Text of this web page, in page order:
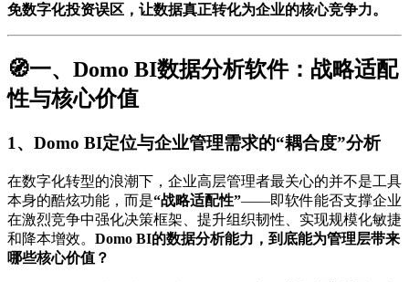
免数字化投资误区，让数据真正转化为企业的核心竞争力。
🧭一、Domo BI数据分析软件：战略适配
性与核心价值
1、Domo BI定位与企业管理需求的“耦合度”分析
在数字化转型的浪潮下，企业高层管理者最关心的并不是工具
本身的酷炫功能，而是“战略适配性”——即软件能否支撑企业
在激烈竞争中强化决策框架、提升组织韧性、实现规模化敏捷
和降本增效。 Domo BI的数据分析能力，到底能为管理层带来
哪些核心价值？